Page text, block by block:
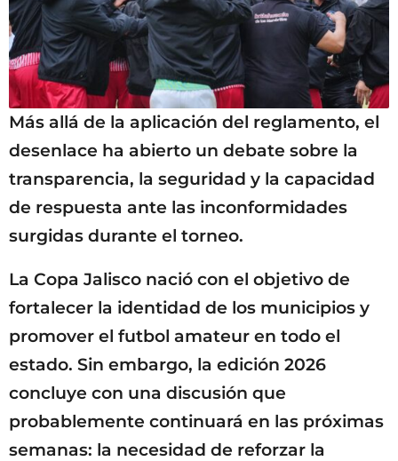
Más allá de la aplicación del reglamento, el
desenlace ha abierto un debate sobre la
transparencia, la seguridad y la capacidad
de respuesta ante las inconformidades
surgidas durante el torneo.
La Copa Jalisco nació con el objetivo de
fortalecer la identidad de los municipios y
promover el futbol amateur en todo el
estado. Sin embargo, la edición 2026
concluye con una discusión que
probablemente continuará en las próximas
semanas: la necesidad de reforzar la